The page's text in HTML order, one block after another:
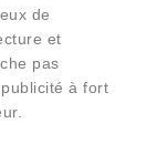
de
et
pas
à fort